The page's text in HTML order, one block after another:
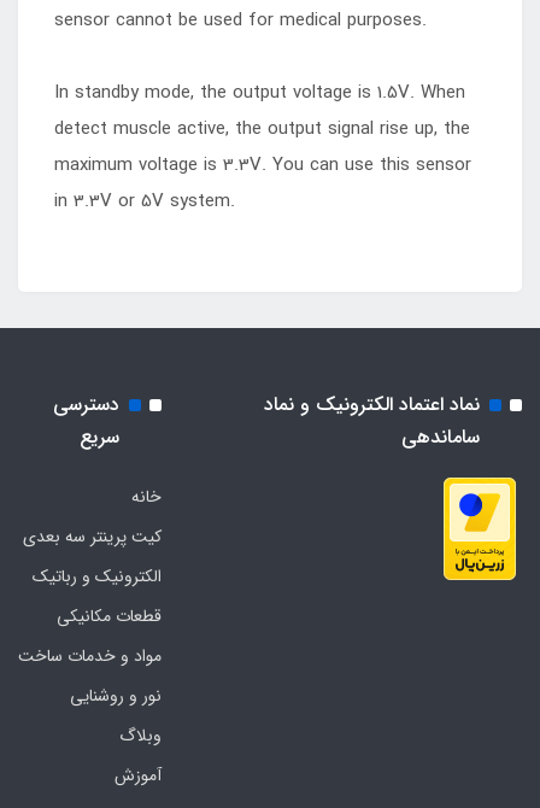
sensor cannot be used for medical purposes.
In standby mode, the output voltage is 1.5V. When
detect muscle active, the output signal rise up, the
maximum voltage is 3.3V. You can use this sensor
in 3.3V or 5V system.
نماد اعتماد الکترونیک و نماد
ساماندهی
دسترسی
سریع
خانه
کیت پرینتر سه بعدی
الکترونیک و رباتیک
قطعات مکانیکی
مواد و خدمات ساخت
نور و روشنایی
وبلاگ
آموزش